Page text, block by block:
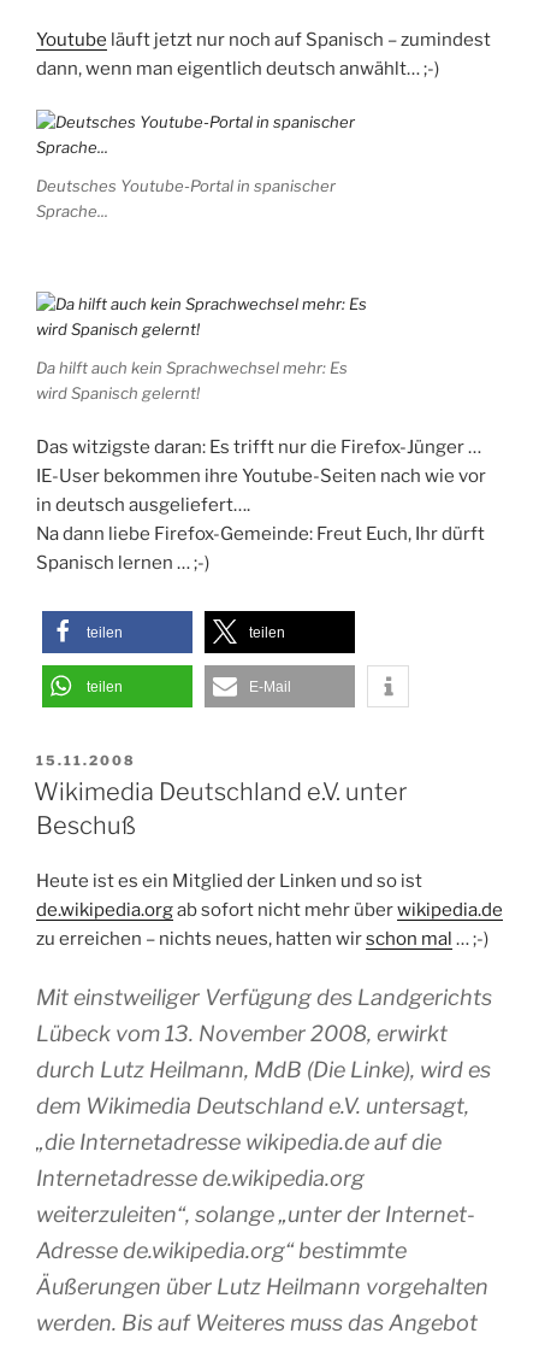
Youtube läuft jetzt nur noch auf Spanisch – zumindest
dann, wenn man eigentlich deutsch anwählt… ;-)
Deutsches Youtube-Portal in spanischer
Sprache...
Da hilft auch kein Sprachwechsel mehr: Es
wird Spanisch gelernt!
Das witzigste daran: Es trifft nur die Firefox-Jünger …
IE-User bekommen ihre Youtube-Seiten nach wie vor
in deutsch ausgeliefert….
Na dann liebe Firefox-Gemeinde: Freut Euch, Ihr dürft
Spanisch lernen … ;-)
teilen teilen
teilen E-Mail
VERÖFFENTLICHT
AM
15.11.2008
Wikimedia Deutschland e.V. unter
Beschuß
Heute ist es ein Mitglied der Linken und so ist
de.wikipedia.orgab sofort nicht mehr überwikipedia.de
zu erreichen – nichts neues, hatten wirschon mal … ;-)
Mit einstweiliger Verfügung des Landgerichts
Lübeck vom 13. November 2008, erwirkt
durch Lutz Heilmann, MdB (Die Linke), wird es
dem Wikimedia Deutschland e.V. untersagt,
„die Internetadresse wikipedia.de auf die
Internetadresse de.wikipedia.org
weiterzuleiten“, solange „unter der Internet-
Adresse de.wikipedia.org“ bestimmte
Äußerungen über Lutz Heilmann vorgehalten
werden. Bis auf Weiteres muss das Angebot